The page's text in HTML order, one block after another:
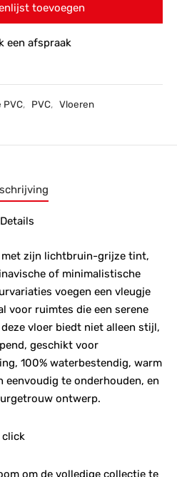
toevoegen
een afspraak
PVC, PVC, Vloeren
Details
met zijn lichtbruin-grijze tint,
of minimalistische
voegen een vleugje
voor ruimtes die een serene
vloer biedt niet alleen stijl,
geschikt voor
100% waterbestendig, warm
eenvoudig te onderhouden, en
ontwerp.
click
om de volledige collectie te